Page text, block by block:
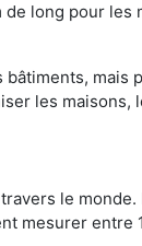
long pour
les
le
mesurer entre